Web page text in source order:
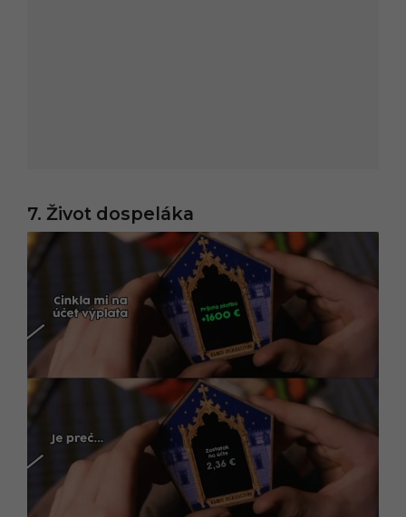
7. Život dospeláka